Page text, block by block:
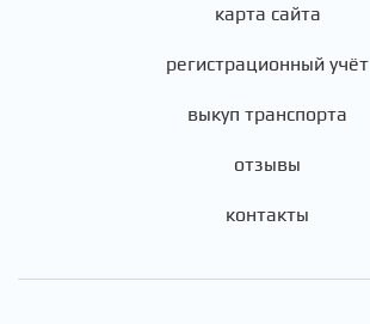
карта сайта
регистрационный учёт
выкуп транспорта
отзывы
контакты